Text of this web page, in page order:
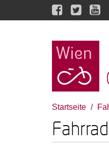
Startseite